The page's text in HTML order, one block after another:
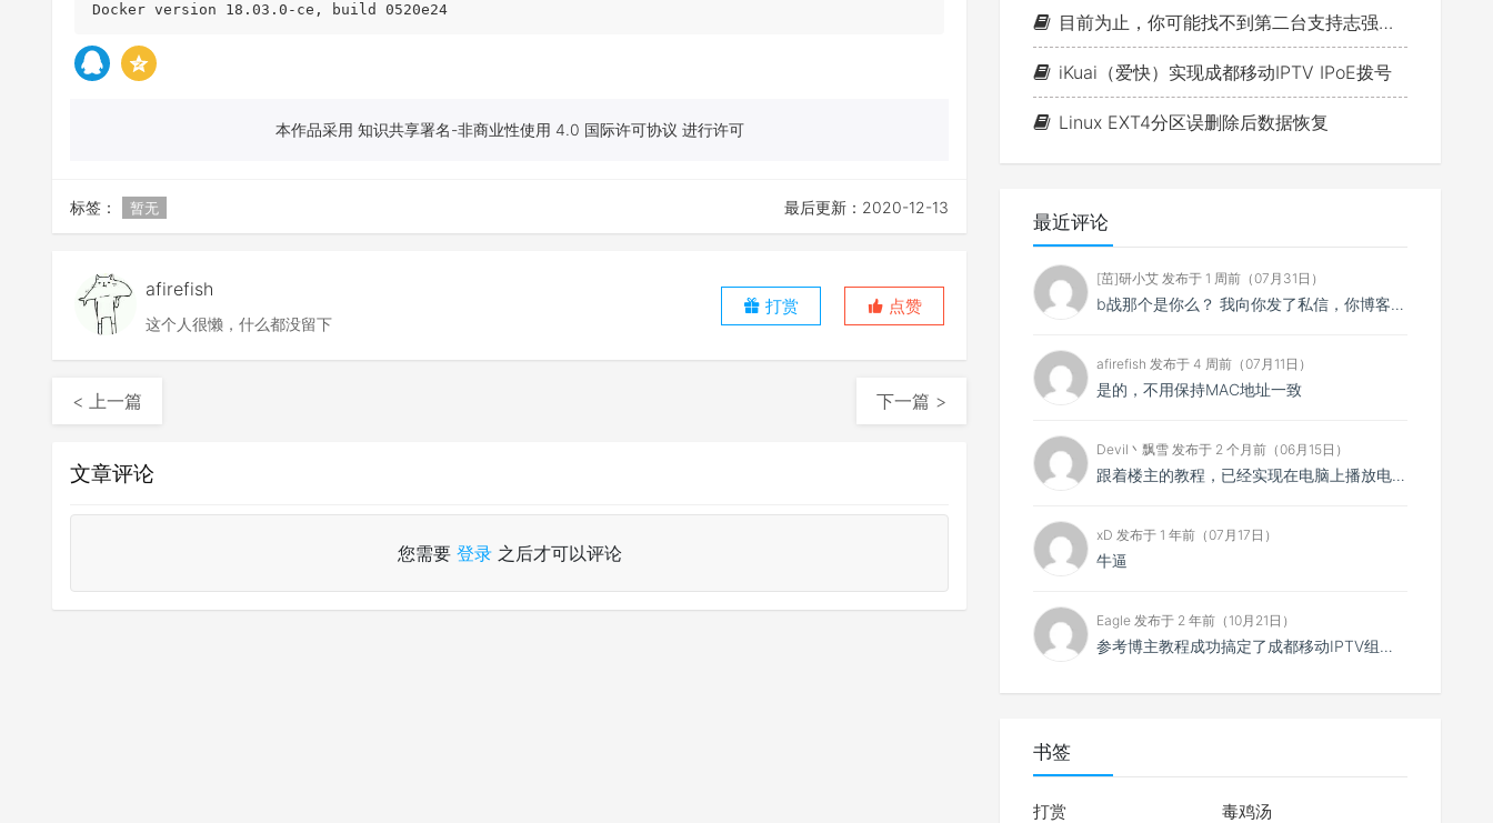
Docker version 18.03.0-ce, build 0520e24
本作品采用 知识共享署名-非商业性使用 4.0 国际许可协议 进行许可
标签： 暂无 最后更新：2020-12-13
afirefish
这个人很懒，什么都没留下
打赏 点赞
< 上一篇 下一篇 >
文章评论
您需要 登录之后才可以评论
目前为止，你可能找不到第二台支持志强的1L小主机（P350 Tiny+W-1350+ECC+双NVME+PCIE扩展）!!!
iKuai（爱快）实现成都移动IPTV IPoE拨号
Linux EXT4分区误删除后数据恢复
最近评论
[茁]研小艾 发布于 1 周前（07月31日）
b战那个是你么？ 我向你发了私信，你博客怎么一点ViewFaceCore相关的东西都没有。 Vie...
afirefish 发布于 4 周前（07月11日）
是的，不用保持MAC地址一致
Devil丶飘雪 发布于 2 个月前（06月15日）
跟着楼主的教程，已经实现在电脑上播放电视直播，但是有个问题，我是在光猫上设置了两个IPTV口，其中一...
xD 发布于 1 年前（07月17日）
牛逼
Eagle 发布于 2 年前（10月21日）
参考博主教程成功搞定了成都移动IPTV组播转单播，电脑、手机都可以播放了。但目前有个问题，原IPTV...
书签
打赏 毒鸡汤